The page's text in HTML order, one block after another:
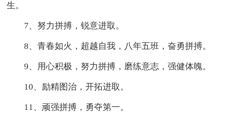
生。
7、努力拼搏，锐意进取。
8、青春如火，超越自我，八年五班，奋勇拼搏。
9、用心积极，努力拼搏，磨练意志，强健体魄。
10、励精图治，开拓进取。
11、顽强拼搏，勇夺第一。